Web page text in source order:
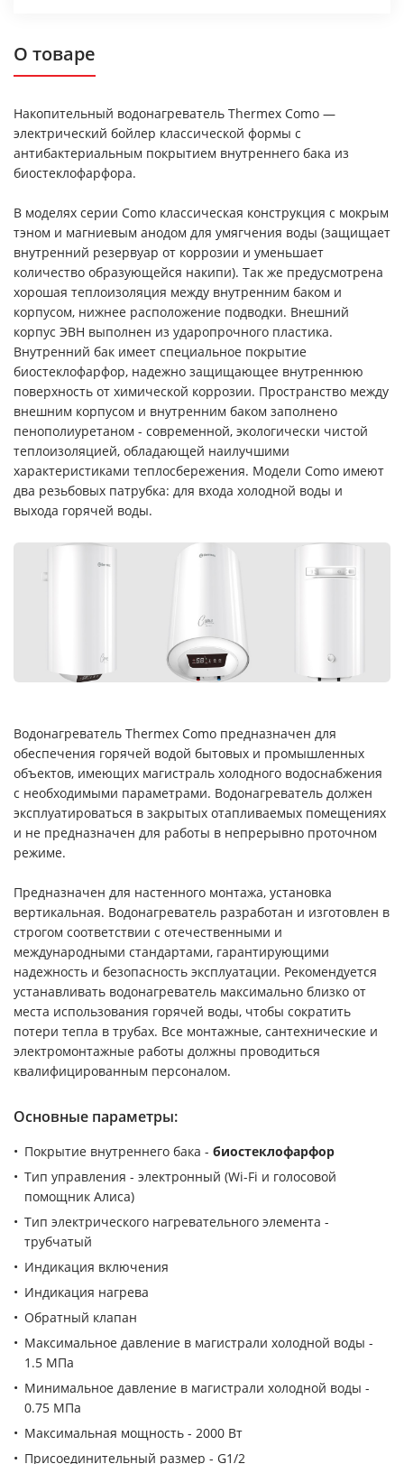
О товаре
Накопительный водонагреватель Thermex Como —
электрический бойлер классической формы с
антибактериальным покрытием внутреннего бака из
биостеклофарфора.
В моделях серии Como классическая конструкция с мокрым
тэном и магниевым анодом для умягчения воды (защищает
внутренний резервуар от коррозии и уменьшает
количество образующейся накипи). Так же предусмотрена
хорошая теплоизоляция между внутренним баком и
корпусом, нижнее расположение подводки. Внешний
корпус ЭВН выполнен из ударопрочного пластика.
Внутренний бак имеет специальное покрытие
биостеклофарфор, надежно защищающее внутреннюю
поверхность от химической коррозии. Пространство между
внешним корпусом и внутренним баком заполнено
пенополиуретаном - современной, экологически чистой
теплоизоляцией, обладающей наилучшими
характеристиками теплосбережения. Модели Como имеют
два резьбовых патрубка: для входа холодной воды и
выхода горячей воды.
Водонагреватель Thermex Como предназначен для
обеспечения горячей водой бытовых и промышленных
объектов, имеющих магистраль холодного водоснабжения
с необходимыми параметрами. Водонагреватель должен
эксплуатироваться в закрытых отапливаемых помещениях
и не предназначен для работы в непрерывно проточном
режиме.
Предназначен для настенного монтажа, установка
вертикальная. Водонагреватель разработан и изготовлен в
строгом соответствии с отечественными и
международными стандартами, гарантирующими
надежность и безопасность эксплуатации. Рекомендуется
устанавливать водонагреватель максимально близко от
места использования горячей воды, чтобы сократить
потери тепла в трубах. Все монтажные, сантехнические и
электромонтажные работы должны проводиться
квалифицированным персоналом.
Основные параметры:
Покрытие внутреннего бака - биостеклофарфор
Тип управления - электронный (Wi-Fi и голосовой
помощник Алиса)
Тип электрического нагревательного элемента -
трубчатый
Индикация включения
Индикация нагрева
Обратный клапан
Максимальное давление в магистрали холодной воды -
1.5 МПа
Минимальное давление в магистрали холодной воды -
0.75 МПа
Максимальная мощность - 2000 Вт
Присоединительный размер - G1/2